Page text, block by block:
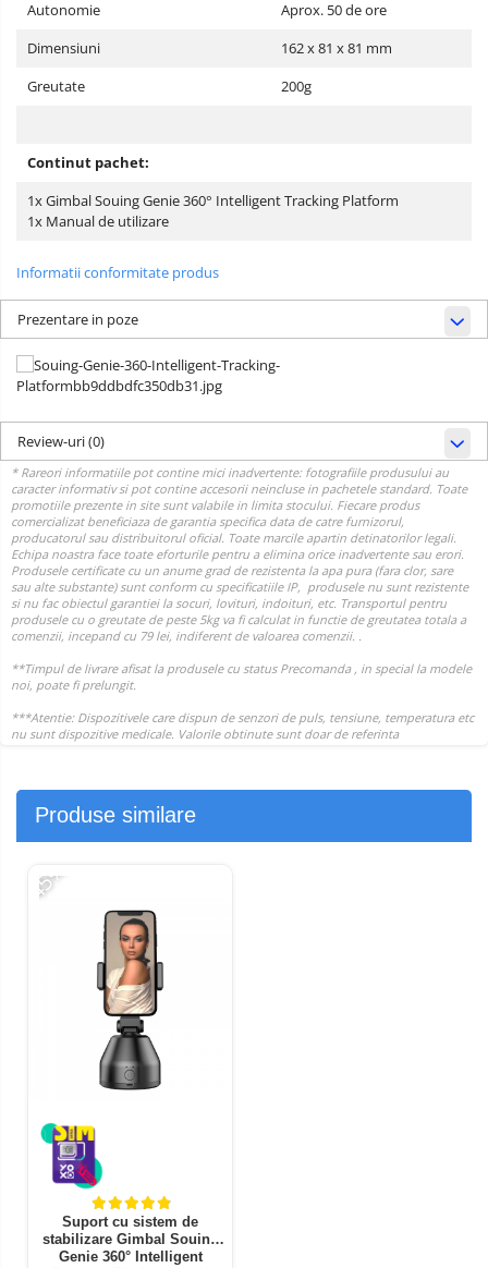
Autonomie
Aprox. 50 de ore
Dimensiuni
162 x 81 x 81 mm
Greutate
200g
Continut pachet:
1x Gimbal Souing Genie 360° Intelligent Tracking Platform
1x Manual de utilizare
Informatii conformitate produs
Prezentare in poze
Review-uri(0)
Produse similare
-45%
Suport cu sistem de
stabilizare Gimbal Souing
Genie 360° Intelligent